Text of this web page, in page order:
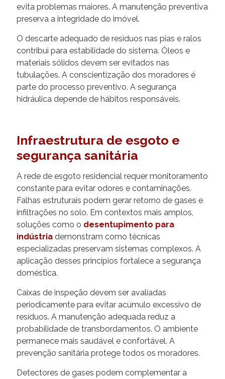
evita problemas maiores. A manutenção preventiva
preserva a integridade do imóvel.
O descarte adequado de resíduos nas pias e ralos
contribui para estabilidade do sistema. Óleos e
materiais sólidos devem ser evitados nas
tubulações. A conscientização dos moradores é
parte do processo preventivo. A segurança
hidráulica depende de hábitos responsáveis.
Infraestrutura de esgoto e
segurança sanitária
A rede de esgoto residencial requer monitoramento
constante para evitar odores e contaminações.
Falhas estruturais podem gerar retorno de gases e
infiltrações no solo. Em contextos mais amplos,
soluções como o desentupimento para
indústria demonstram como técnicas
especializadas preservam sistemas complexos. A
aplicação desses princípios fortalece a segurança
doméstica.
Caixas de inspeção devem ser avaliadas
periodicamente para evitar acúmulo excessivo de
resíduos. A manutenção adequada reduz a
probabilidade de transbordamentos. O ambiente
permanece mais saudável e confortável. A
prevenção sanitária protege todos os moradores.
Detectores de gases podem complementar a